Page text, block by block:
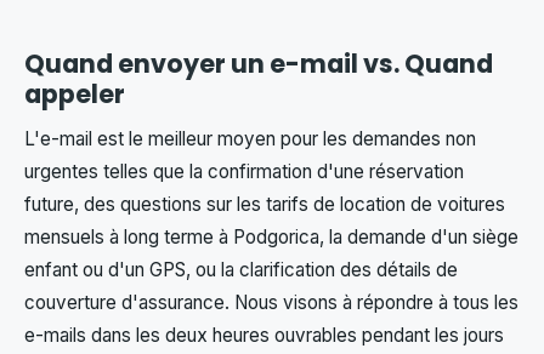
Quand envoyer un e-mail vs. Quand
appeler
L'e-mail est le meilleur moyen pour les demandes non
urgentes telles que la confirmation d'une réservation
future, des questions sur les tarifs de location de voitures
mensuels à long terme à Podgorica, la demande d'un siège
enfant ou d'un GPS, ou la clarification des détails de
couverture d'assurance. Nous visons à répondre à tous les
e-mails dans les deux heures ouvrables pendant les jours